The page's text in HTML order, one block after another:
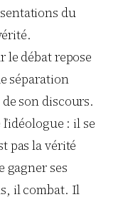
du
le débat repose
séparation
son discours.
: il se
pas la vérité
gagner ses
il combat. Il